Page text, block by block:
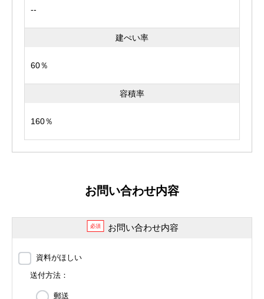
--
建ぺい率
60％
容積率
160％
お問い合わせ内容
必須 お問い合わせ内容
資料がほしい
送付方法：
郵送